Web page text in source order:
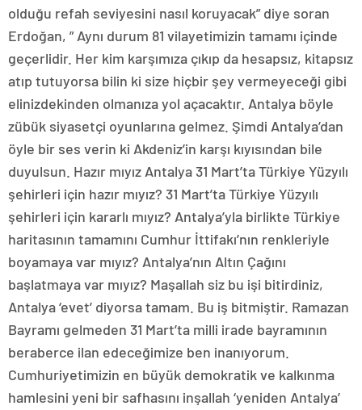
olduğu refah seviyesini nasıl koruyacak” diye soran
Erdoğan, ” Aynı durum 81 vilayetimizin tamamı içinde
geçerlidir. Her kim karşımıza çıkıp da hesapsız, kitapsız
atıp tutuyorsa bilin ki size hiçbir şey vermeyeceği gibi
elinizdekinden olmanıza yol açacaktır. Antalya böyle
zübük siyasetçi oyunlarına gelmez. Şimdi Antalya’dan
öyle bir ses verin ki Akdeniz’in karşı kıyısından bile
duyulsun. Hazır mıyız Antalya 31 Mart’ta Türkiye Yüzyılı
şehirleri için hazır mıyız? 31 Mart’ta Türkiye Yüzyılı
şehirleri için kararlı mıyız? Antalya’yla birlikte Türkiye
haritasının tamamını Cumhur İttifakı’nın renkleriyle
boyamaya var mıyız? Antalya’nın Altın Çağını
başlatmaya var mıyız? Maşallah siz bu işi bitirdiniz,
Antalya ‘evet’ diyorsa tamam. Bu iş bitmiştir. Ramazan
Bayramı gelmeden 31 Mart’ta milli irade bayramının
beraberce ilan edeceğimize ben inanıyorum.
Cumhuriyetimizin en büyük demokratik ve kalkınma
hamlesini yeni bir safhasını inşallah ‘yeniden Antalya’